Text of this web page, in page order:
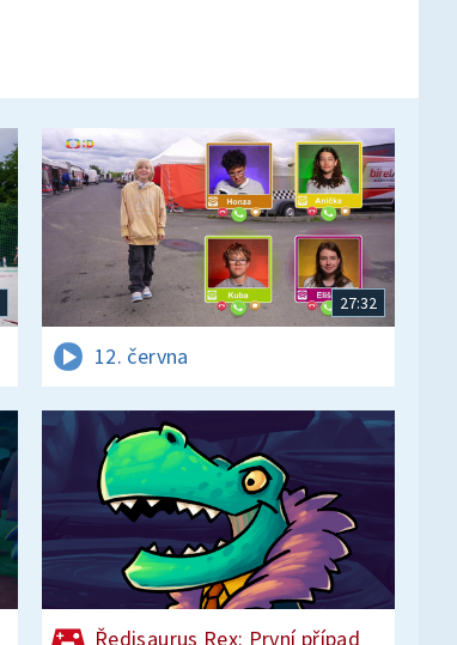
27:32
12. června
Ředisaurus Rex: První případ